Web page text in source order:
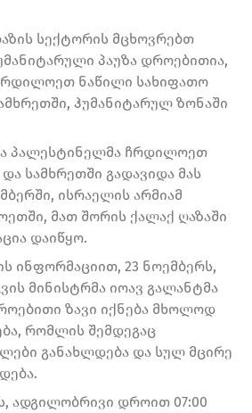
სექტორის მცხოვრებთ
პაუზა დროებითია,
ნაწილი სახიფათო
ჰუმანიტარულ ზონაში
პალესტინელმა ჩრდილოეთ
სამხრეთში გადავიდა მას
ისრაელის არმიამ
მათ შორის ქალაქ ღაზაში
დაიწყო.
ინფორმაციით, 23 ნოემბერს,
მინისტრმა იოავ გალანტმა
ზავი იქნება მხოლოდ
რომლის შემდეგაც
განახლდება და სულ მცირე
ადგილობრივი დროით 07:00